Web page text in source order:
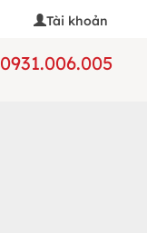
Tài khoản
0931.006.005